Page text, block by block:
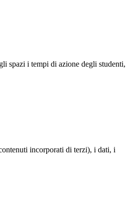
spazi i tempi di azione degli studenti,
incorporati di terzi), i dati, i